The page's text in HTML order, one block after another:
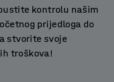
kontrolu našim
prijedloga do
stvorite svoje
troškova!